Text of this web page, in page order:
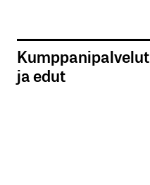
Kumppanipalvelut
ja edut